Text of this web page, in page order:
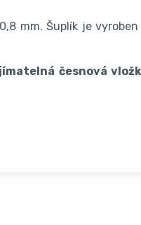
mm. Šuplík je vyroben
česnová